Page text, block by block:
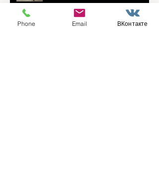
участников программы
«Активное долголетие»
Phone Email ВКонтакте